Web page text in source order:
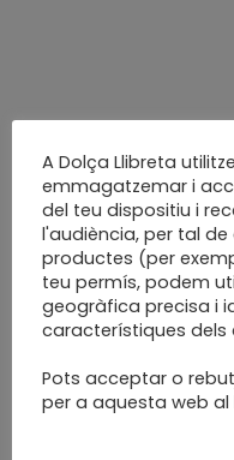
feines emocionants
A Dolça Llibreta
emmagatzemar i
del teu dispositiu i
l'audiència, per tal
productes (per
teu permís, podem
geogràfica precisa i
característiques dels
Pots acceptar o
per a aquesta web